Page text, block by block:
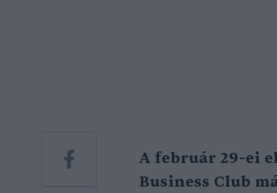
A február 29-ei
Business Club